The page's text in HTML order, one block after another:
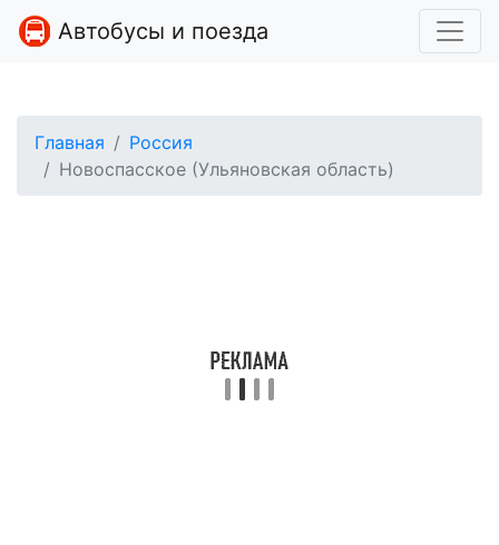
Автобусы и поезда
Главная
Россия
Новоспасское (Ульяновская область)